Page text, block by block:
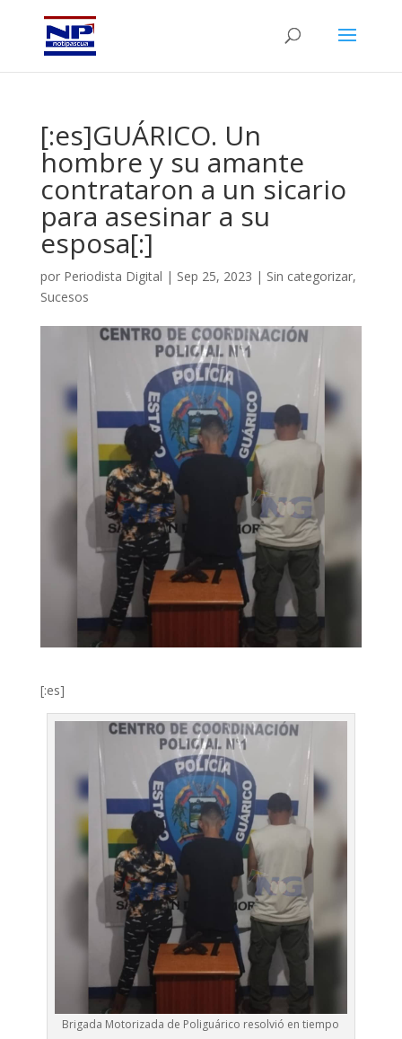
[:es]GUÁRICO. Un
hombre y su amante
contrataron a un sicario
para asesinar a su
esposa[:]
por Periodista Digital | Sep 25, 2023 | Sin categorizar,
Sucesos
[:es]
Brigada Motorizada de Poliguárico resolvió en tiempo